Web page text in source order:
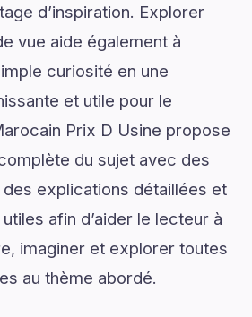
d’inspiration. Explorer
vue aide également à
curiosité en une
et utile pour le
Prix D Usine propose
du sujet avec des
explications détaillées et
afin d’aider le lecteur à
imaginer et explorer toutes
au thème abordé.